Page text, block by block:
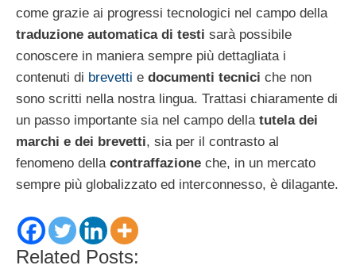
come grazie ai progressi tecnologici nel campo della
traduzione automatica di testi sarà possibile
conoscere in maniera sempre più dettagliata i
contenuti di brevetti e documenti tecnici che non
sono scritti nella nostra lingua. Trattasi chiaramente di
un passo importante sia nel campo della tutela dei
marchi e dei brevetti, sia per il contrasto al
fenomeno della contraffazione che, in un mercato
sempre più globalizzato ed interconnesso, è dilagante.
Related Posts: